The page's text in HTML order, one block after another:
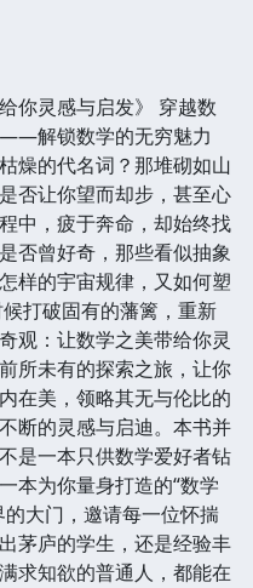
你灵感与启发》 穿越数
解锁数学的无穷魅力
燥的代名词？那堆砌如山
否让你望而却步，甚至心
中，疲于奔命，却始终找
否曾好奇，那些看似抽象
样的宇宙规律，又如何塑
打破固有的藩篱，重新
观：让数学之美带给你灵
所未有的探索之旅，让你
在美，领略其无与伦比的
断的灵感与启迪。本书并
是一本只供数学爱好者钻
本为你量身打造的“数学
大门，邀请每一位怀揣
茅庐的学生，还是经验丰
求知欲的普通人，都能在